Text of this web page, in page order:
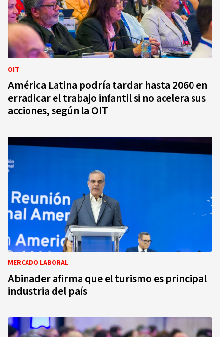
OIT
América Latina podría tardar hasta 2060 en
erradicar el trabajo infantil si no acelera sus
acciones, según la OIT
MERCADO LABORAL
Abinader afirma que el turismo es principal
industria del país